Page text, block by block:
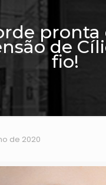
pronta
de
fio!
de 2020